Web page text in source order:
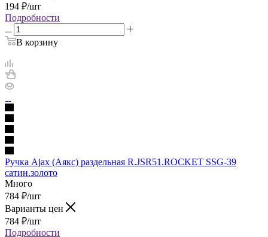
194 ₽/шт
Подробности
В корзину
Ручка Ajax (Аякс) раздельная R.JSR51.ROCKET SSG-39
сатин.золото
Много
784 ₽/шт
Варианты цен
784 ₽/шт
Подробности